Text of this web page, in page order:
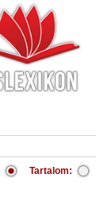
Tartalom: